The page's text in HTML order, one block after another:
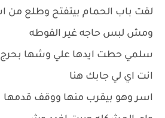
لقت باب الحمام بيتفتح وطلع من
ومش لبس حاجه غير الفوطه
سلمي حطت ايدها علي وشها بحرج
انت اي لي جابك هنا
اسر وهو بيقرب منها ووقف قدمها